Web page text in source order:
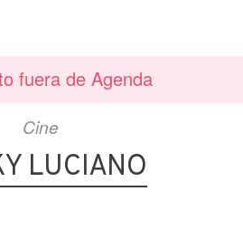
fuera de Agenda
Cine
LUCIANO